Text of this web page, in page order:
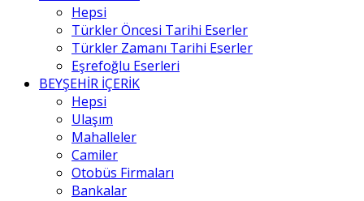
Hepsi
Türkler Öncesi Tarihi Eserler
Türkler Zamanı Tarihi Eserler
Eşrefoğlu Eserleri
BEYŞEHİR İÇERİK
Hepsi
Ulaşım
Mahalleler
Camiler
Otobüs Firmaları
Bankalar